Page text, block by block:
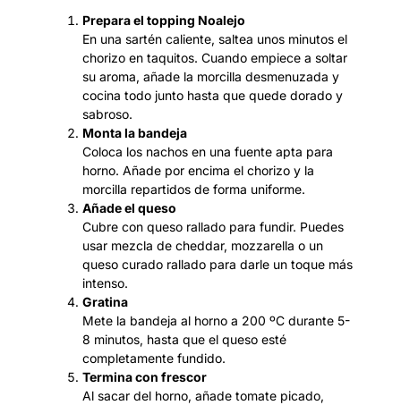
Prepara el topping Noalejo
En una sartén caliente, saltea unos minutos el
chorizo en taquitos. Cuando empiece a soltar
su aroma, añade la morcilla desmenuzada y
cocina todo junto hasta que quede dorado y
sabroso.
Monta la bandeja
Coloca los nachos en una fuente apta para
horno. Añade por encima el chorizo y la
morcilla repartidos de forma uniforme.
Añade el queso
Cubre con queso rallado para fundir. Puedes
usar mezcla de cheddar, mozzarella o un
queso curado rallado para darle un toque más
intenso.
Gratina
Mete la bandeja al horno a 200 ºC durante 5-
8 minutos, hasta que el queso esté
completamente fundido.
Termina con frescor
Al sacar del horno, añade tomate picado,